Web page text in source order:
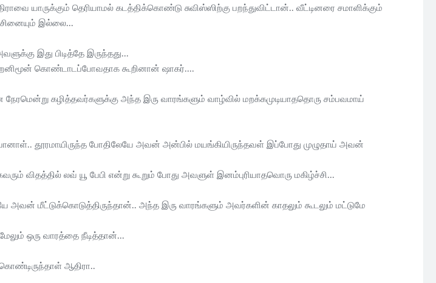
யாருக்கும் தெரியாமல் கடத்திக்கொண்டு சுவிஸ்ஸிற்கு பறந்துவிட்டான்.. வீட்டினரை சமாளிக்கும்
இல்லை...
இது பிடித்தே இருந்தது...
கொண்டாடப்போவதாக கூறினான் ஷாகர்....
நேரமென்று கழித்தவர்களுக்கு அந்த இரு வாரங்களும் வாழ்வில் மறக்கமுடியாததொரு சம்பவமாய்
தூரமாயிருந்த போதிலேயே அவன் அன்பில் மயங்கியிருந்தவள் இப்போது முழுதாய் அவன்
விதத்தில் லவ் யூ பேபி என்று கூறும் போது அவளுள் இனம்புரியாதவொரு மகிழ்ச்சி...
மீட்டுக்கொடுத்திருந்தான்.. அந்த இரு வாரங்களும் அவர்களின் காதலும் கூடலும் மட்டுமே
ஒரு வாரத்தை நீடித்தான்...
ஆதிரா..